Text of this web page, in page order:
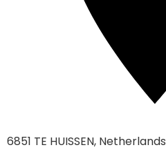
6851 TE HUISSEN, Netherlands